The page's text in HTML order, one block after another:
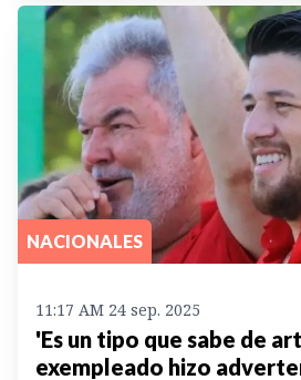
NACIONALES
11:17 AM 24 sep. 2025
'Es un tipo que sabe de
exempleado hizo